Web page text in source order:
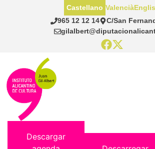
965 12 12 14
C/San
Castellano Valencià
Descargar